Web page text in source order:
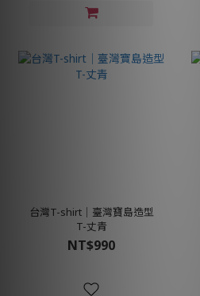
台灣T-shirt│臺灣寶島造型
T-丈青
NT$990